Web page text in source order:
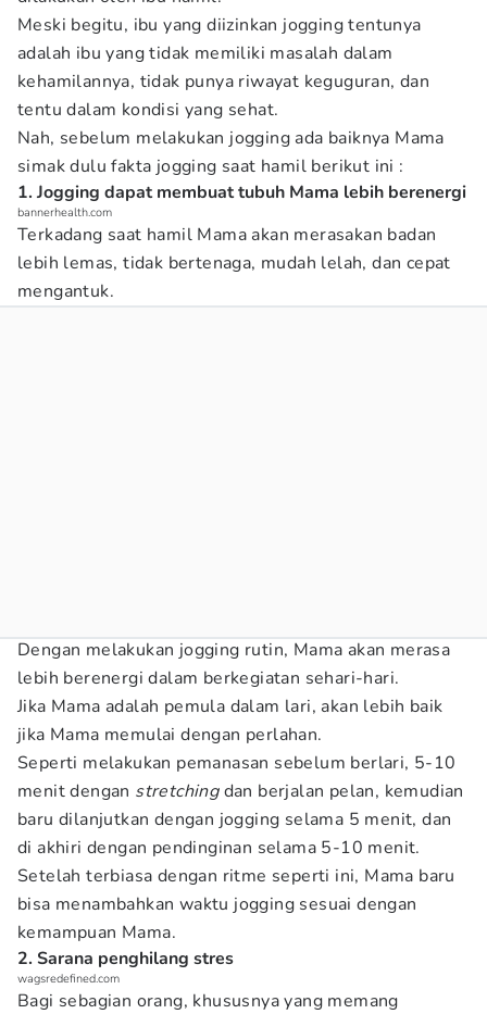
Meski begitu, ibu yang diizinkan jogging tentunya
adalah ibu yang tidak memiliki masalah dalam
kehamilannya, tidak punya riwayat keguguran, dan
tentu dalam kondisi yang sehat.
Nah, sebelum melakukan jogging ada baiknya Mama
simak dulu fakta jogging saat hamil berikut ini :
1. Jogging dapat membuat tubuh Mama lebih berenergi
bannerhealth.com
Terkadang saat hamil Mama akan merasakan badan
lebih lemas, tidak bertenaga, mudah lelah, dan cepat
mengantuk.
Dengan melakukan jogging rutin, Mama akan merasa
lebih berenergi dalam berkegiatan sehari-hari.
Jika Mama adalah pemula dalam lari, akan lebih baik
jika Mama memulai dengan perlahan.
Seperti melakukan pemanasan sebelum berlari, 5-10
menit dengan stretchingdan berjalan pelan, kemudian
baru dilanjutkan dengan jogging selama 5 menit, dan
di akhiri dengan pendinginan selama 5-10 menit.
Setelah terbiasa dengan ritme seperti ini, Mama baru
bisa menambahkan waktu jogging sesuai dengan
kemampuan Mama.
2. Sarana penghilang stres
wagsredefined.com
Bagi sebagian orang, khususnya yang memang